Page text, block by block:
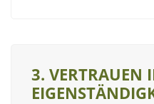
3. VER­TRAU­EN